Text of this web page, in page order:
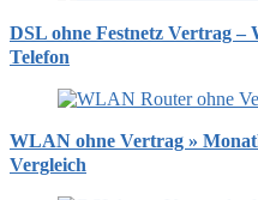
DSL ohne Festnetz Vertrag –
Telefon
WLAN ohne Vertrag »
Vergleich